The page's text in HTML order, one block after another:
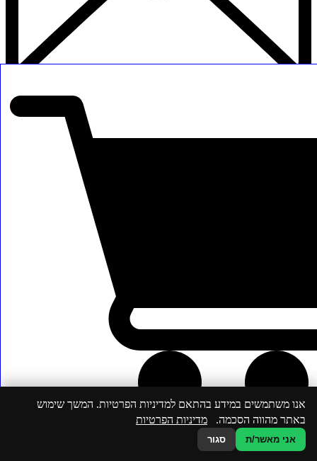
אנו משתמשים במידע בהתאם למדיניות הפרטיות. המשך שימוש
באתר מהווה הסכמה. מדיניות הפרטיות
אני מאשר/ת סגור